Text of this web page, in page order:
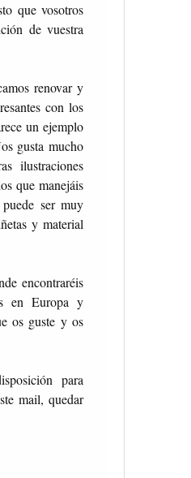
que vosotros
de vuestra
renovar y
con los
un ejemplo
gusta mucho
ilustraciones
que manejáis
ser muy
y material
encontraréis
en Europa y
os guste y os
para
mail, quedar